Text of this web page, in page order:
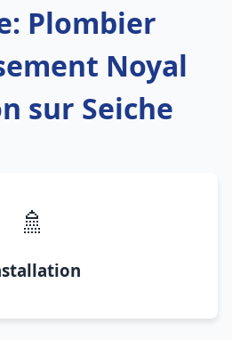
Plombier
Noyal
sur Seiche
🚿